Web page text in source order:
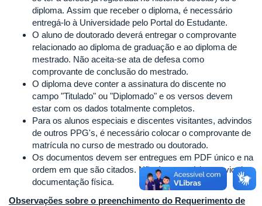
diploma. Assim que receber o diploma, é necessário
entregá-lo à Universidade pelo Portal do Estudante.
O aluno de doutorado deverá entregar o comprovante
relacionado ao diploma de graduação e ao diploma de
mestrado. Não aceita-se ata de defesa como
comprovante de conclusão do mestrado.
O diploma deve conter a assinatura do discente no
campo "Titulado" ou "Diplomado" e os versos devem
estar com os dados totalmente completos.
Para os alunos especiais e discentes visitantes, advindos
de outros PPG's, é necessário colocar o comprovante de
matrícula no curso de mestrado ou doutorado.
Os documentos devem ser entregues em PDF único e na
ordem em que são citados. Não é necessário o envio de
documentação física.
Observações sobre o preenchimento do Requerimento de